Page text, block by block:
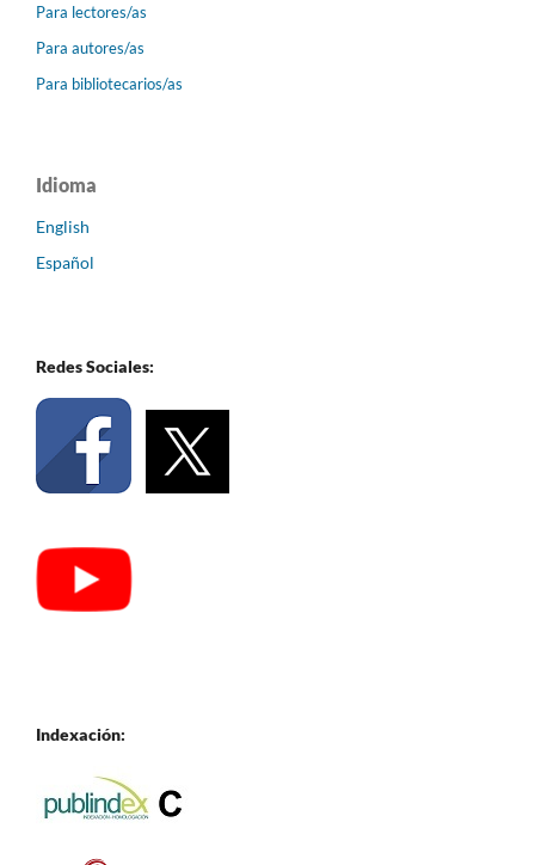
Para lectores/as
Para autores/as
Para bibliotecarios/as
Idioma
English
Español
Redes Sociales:
Indexación: